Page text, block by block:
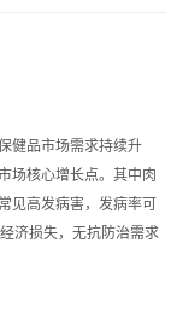
健品市场需求持续升
场核心增长点。其中肉
见高发病害，发病率可
济损失，无抗防治需求